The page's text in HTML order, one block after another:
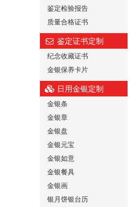
鉴定检验报告
质量合格证书
鉴定证书定制
纪念收藏证书
金银保养卡片
日用金银定制
金银条
金银章
金银盘
金银元宝
金银如意
金银餐具
金银画
银月饼银台历